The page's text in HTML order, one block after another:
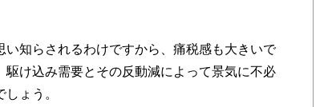
知らされるわけですから、痛税感も大きいで
け込み需要とその反動減によって景気に不必
ょう。